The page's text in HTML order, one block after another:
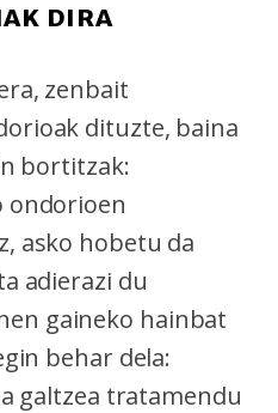
DIRA
zenbait
dituzte, baina
bortitzak:
ondorioen
asko hobetu da
adierazi du
gaineko hainbat
behar dela:
galtzea tratamendu